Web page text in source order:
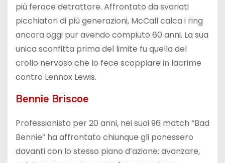
più feroce detrattore. Affrontato da svariati
picchiatori di più generazioni, McCall calca i ring
ancora oggi pur avendo compiuto 60 anni. La sua
unica sconfitta prima del limite fu quella del
crollo nervoso che lo fece scoppiare in lacrime
contro Lennox Lewis.
Bennie Briscoe
Professionista per 20 anni, nei suoi 96 match “Bad
Bennie” ha affrontato chiunque gli ponessero
davanti con lo stesso piano d’azione: avanzare,